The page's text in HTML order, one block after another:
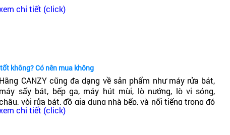
chi tiết (click)
không? Có nên mua không
Hãng CANZY cũng đa dạng về sản phẩm như máy rửa bát,
máy sấy bát, bếp ga, máy hút mùi, lò nướng, lò vi sóng,
vòi rửa bát, đồ gia dụng nhà bếp, và nổi tiếng trong đó
dòng bếp từ Canzy. Vậy Bếp từ Canzy của nước nào? Có
chi tiết (click)